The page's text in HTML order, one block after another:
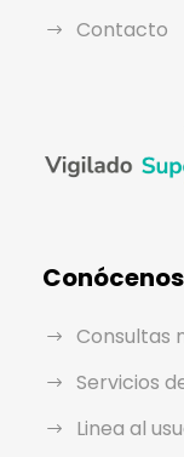
Contacto
Conócenos
Consultas
Servicios
Linea al